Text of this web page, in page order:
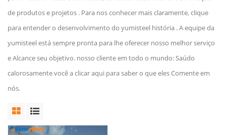
de produtos e projetos . Para nos conhecer mais claramente, clique
para entender o desenvolvimento do yumisteel história . A equipe da
yumisteel está sempre pronta para lhe oferecer nosso melhor serviço
e Alcance seu objetivo. nosso cliente em todo o mundo: Saúdo
calorosamente você a clicar aqui para saber o que eles Comente em
nós.